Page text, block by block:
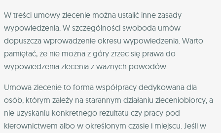
W treści umowy zlecenie można ustalić inne zasady
wypowiedzenia. W szczególności swoboda umów
dopuszcza wprowadzenie okresu wypowiedzenia. Warto
pamiętać, że nie można z góry zrzec się prawa do
wypowiedzenia zlecenia z ważnych powodów.
Umowa zlecenie to forma współpracy dedykowana dla
osób, którym zależy na starannym działaniu zleceniobiorcy, a
nie uzyskaniu konkretnego rezultatu czy pracy pod
kierownictwem albo w określonym czasie i miejscu. Jeśli w